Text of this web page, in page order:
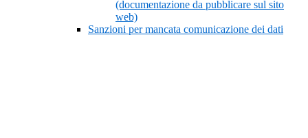
(documentazione da pubblicare sul sito
web)
Sanzioni per mancata comunicazione dei dati